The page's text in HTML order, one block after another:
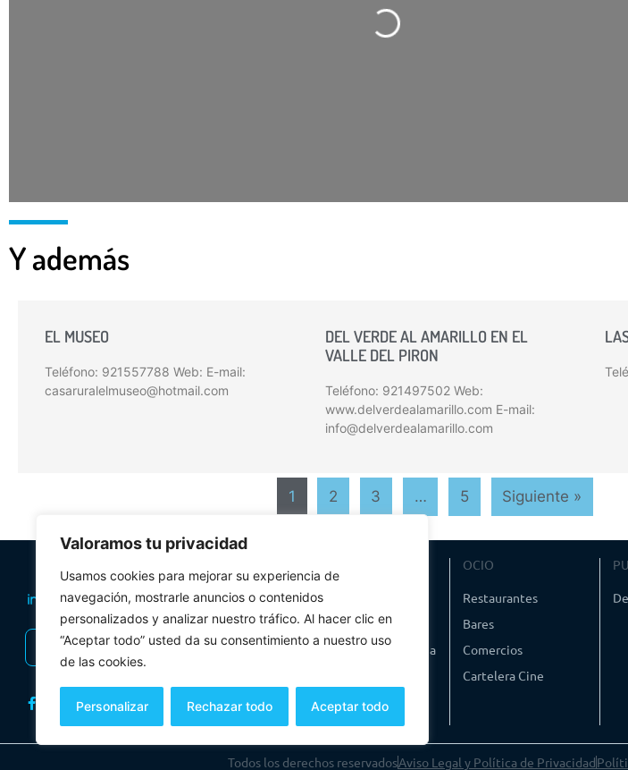
Valoramos tu privacidad
Usamos cookies para mejorar su experiencia de
navegación, mostrarle anuncios o contenidos
personalizados y analizar nuestro tráfico. Al hacer clic en
“Aceptar todo” usted da su consentimiento a nuestro uso
de las cookies.
Personalizar Rechazar todo Aceptar todo
Cargando…
Y además
EL MUSEO
Teléfono: 921557788 Web: E-mail:
casaruralelmuseo@hotmail.com
DEL VERDE AL AMARILLO EN EL
VALLE DEL PIRON
Teléfono: 921497502 Web:
www.delverdealamarillo.com E-mail:
info@delverdealamarillo.com
1 2 3 … 5 Siguiente »
INSCRIBIRSE AL BOLETÍN
Oficinas de turismo
Visitas Guiadas
Folletos y multimedia
OCIO
Restaurantes
Bares
Comercios
Cartelera Cine
Todos los derechos reservadosAviso Legal y Política de Privacidad